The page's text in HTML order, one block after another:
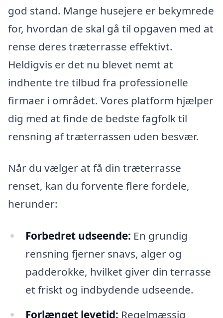
god stand. Mange husejere er bekymrede
for, hvordan de skal gå til opgaven med at
rense deres træterrasse effektivt.
Heldigvis er det nu blevet nemt at
indhente tre tilbud fra professionelle
firmaer i området. Vores platform hjælper
dig med at finde de bedste fagfolk til
rensning af træterrassen uden besvær.
Når du vælger at få din træterrasse
renset, kan du forvente flere fordele,
herunder:
Forbedret udseende: En grundig
rensning fjerner snavs, alger og
padderokke, hvilket giver din terrasse
et friskt og indbydende udseende.
Forlænget levetid: Regelmæssig